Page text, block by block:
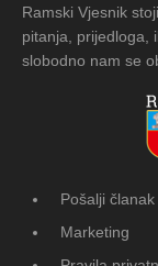
Ramski Vjesnik
pitanja, prijedloga,
slobodno nam se
Pošalji članak
Marketing